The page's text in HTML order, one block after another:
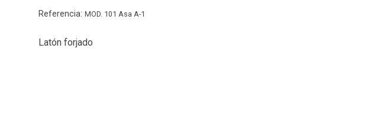
Referencia:MOD. 101 Asa A-1
Latón forjado